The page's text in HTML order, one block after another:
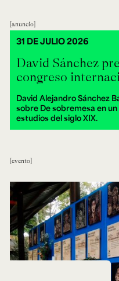
anuncio
David Sánchez
congreso
David Alejandro Sánchez
sobre De sobremesa en
estudios del siglo XIX.
31 DE JULIO 2026
evento